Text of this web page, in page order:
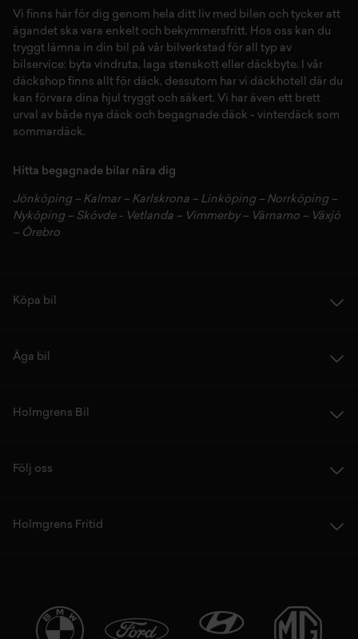
Vi finns här för dig genom hela ditt liv med bilen och tycker att
ägandet ska vara enkelt och bekymmersfritt. Hos oss kan du
tryggt lämna in din bil på vår bilverkstad för all typ av
bilservice: byta vindruta, laga stenskott eller däckbyte. I vår
däckshop finns allt för däck, dessutom har vi däckhotell där du
kan förvara dina hjul tryggt och säkert. Vi har även ett brett
urval av både nya däck och begagnade däck - vinterdäck som
sommardäck.
Hitta begagnade bilar nära dig
Jönköping– Kalmar – Karlskrona – Linköping– Norrköping–
Nyköping– Skövde- Vetlanda – Vimmerby– Värnamo – Växjö
– Örebro
Köpa bil
Äga bil
Holmgrens Bil
Följ oss
Holmgrens Fritid